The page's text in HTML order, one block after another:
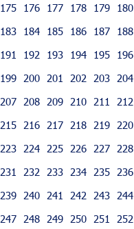
175
176 177 178 179 180
183
184 185 186 187 188
191
192 193 194 195 196
199
200 201 202 203 204
207
208 209 210 211 212
215
216 217 218 219 220
223
224 225 226 227 228
231
232 233 234 235 236
239
240 241 242 243 244
247
248 249 250 251 252